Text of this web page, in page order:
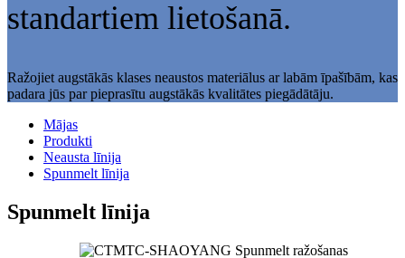
standartiem lietošanā.
Ražojiet augstākās klases neaustos materiālus ar labām īpašībām, kas
padara jūs par pieprasītu augstākās kvalitātes piegādātāju.
Mājas
Produkti
Neausta līnija
Spunmelt līnija
Spunmelt līnija